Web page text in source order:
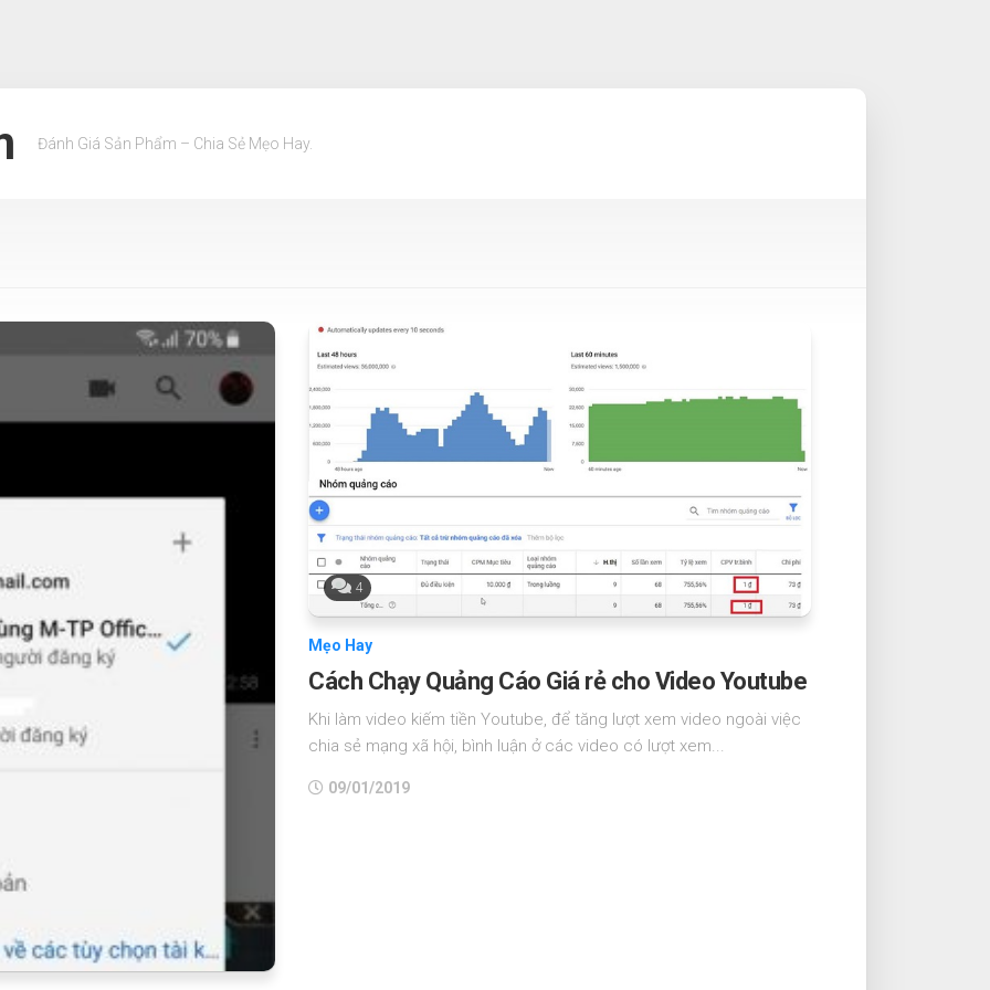
Đánh Giá Sản Phẩm – Chia Sẻ Mẹo Hay.
4
Mẹo Hay
Cách Chạy Quảng Cáo Giá rẻ cho Video Youtube
Khi làm video kiếm tiền Youtube, để tăng lượt xem video ngoài việc
chia sẻ mạng xã hội, bình luận ở các video có lượt xem...
09/01/2019